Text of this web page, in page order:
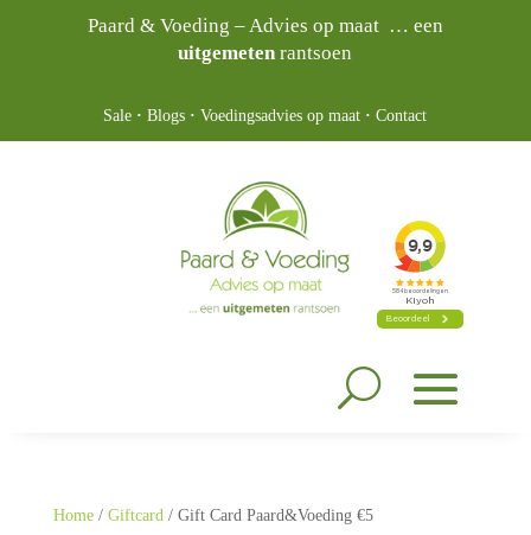
Paard & Voeding – Advies op maat … een
uitgemetenrantsoen
Sale ·Blogs ·Voedingsadvies op maat ·Contact
Home/ Giftcard/ Gift Card Paard&Voeding €5